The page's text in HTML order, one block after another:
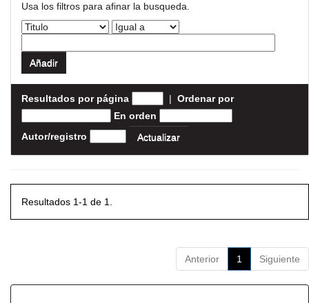
Usa los filtros para afinar la busqueda.
Resultados por página | Ordenar por
En orden
Autor/registro
Resultados 1-1 de 1.
Anterior 1 Siguiente